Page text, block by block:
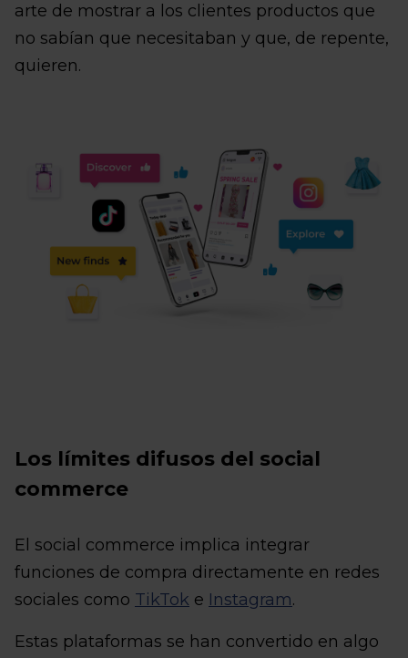
arte de mostrar a los clientes productos que
no sabían que necesitaban y que, de repente,
quieren.
Los límites difusos del social
commerce
El social commerce implica integrar
funciones de compra directamente en redes
sociales como TikTok e Instagram.
Estas plataformas se han convertido en algo